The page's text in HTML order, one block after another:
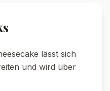
lässt sich
und wird über